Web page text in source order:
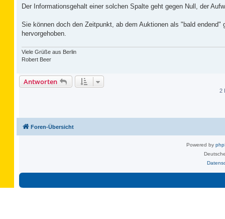
i
a
Der Informationsgehalt einer solchen Spalte geht gegen Null, der
Sie können doch den Zeitpunkt, ab dem Auktionen als "bald
hervorgehoben.
Viele Grüße aus Berlin
Robert Beer
Antworten
2
Foren-Übersicht
Powered by